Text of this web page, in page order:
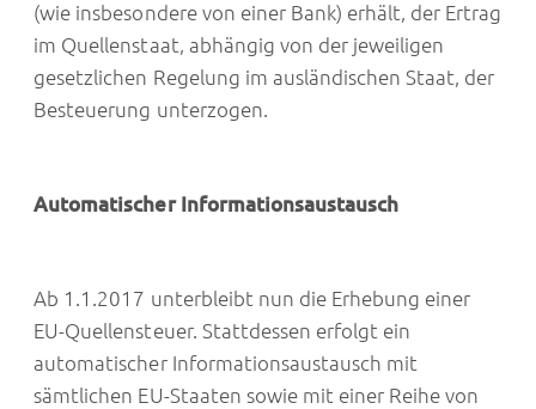
(wie insbesondere von einer Bank) erhält, der Ertrag
im Quellenstaat, abhängig von der jeweiligen
gesetzlichen Regelung im ausländischen Staat, der
Besteuerung unterzogen.
Automatischer Informationsaustausch
Ab 1.1.2017 unterbleibt nun die Erhebung einer
EU-Quellensteuer. Stattdessen erfolgt ein
automatischer Informationsaustausch mit
sämtlichen EU-Staaten sowie mit einer Reihe von